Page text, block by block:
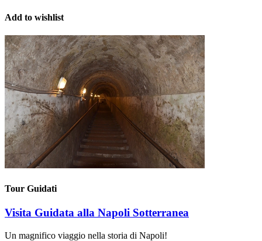
Add to wishlist
Tour Guidati
Visita Guidata alla Napoli Sotterranea
Un magnifico viaggio nella storia di Napoli!